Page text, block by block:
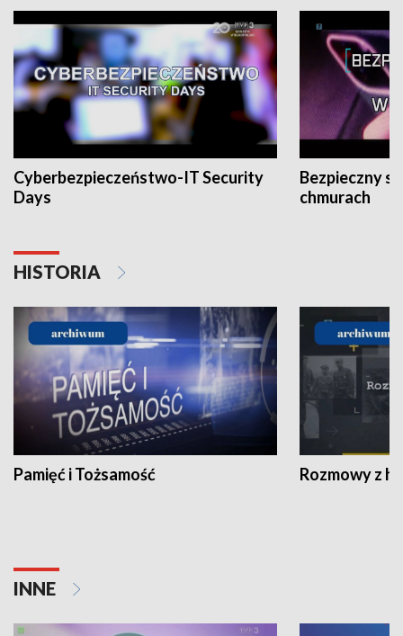
Cyberbezpieczeństwo-IT Security
Days
Bezpieczny
chmurach
HISTORIA
Pamięć i Tożsamość Rozmowy z
INNE